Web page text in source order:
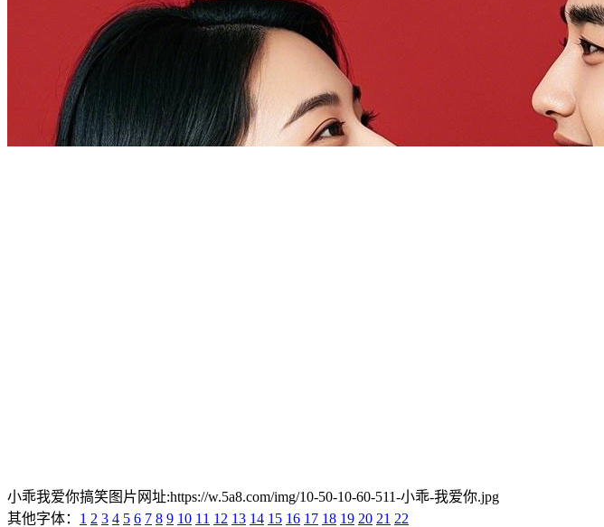
小乖我爱你搞笑图片网址:https://w.5a8.com/img/10-50-10-60-511-小乖-我爱你.jpg
其他字体： 1 2 3 4 5 6 7 8 9 10 11 12 13 14 15 16 17 18 19 20 21 22